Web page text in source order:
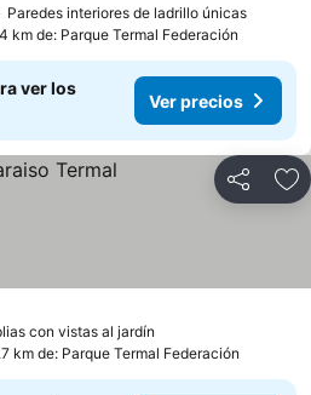
Paredes interiores de ladrillo únicasVer
km de: Parque Termal Federación
ver los
Ver precios
Compartir
con vistas al jardín
km de: Parque Termal Federación